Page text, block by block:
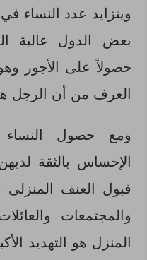
ويتزايد عدد النساء
بعض الدول عالية
حصولاً على الأجور
العرف من أن الرجل
ومع حصول
الإحساس بالثقة
قبول العنف المنزلى
والمجتمعات
المنزل هو التهديد